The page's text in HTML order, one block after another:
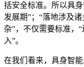
括安全标准。所以具
发展期”；“落地涉及
杂”，不仅需要标准，
入”。
在我们看来，具身智